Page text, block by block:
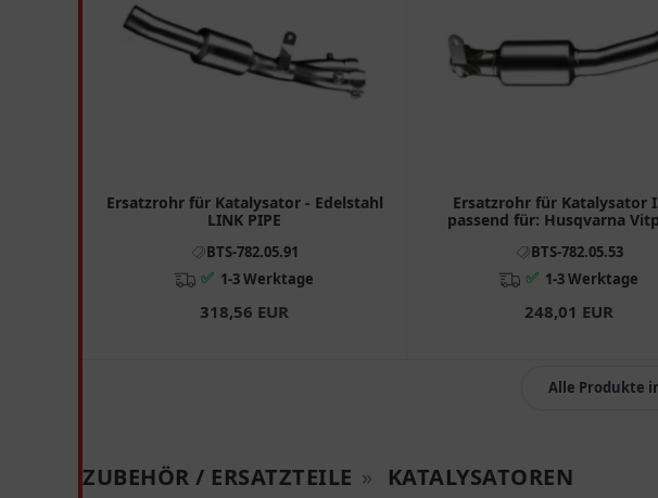
Ersatzrohr für Katalysator - Edelstahl
LINK PIPE
BTS-782.05.91
✅ 1-3 Werktage
318,56 EUR
Ersatzrohr für Katalysator
passend für: Husqvarna
BTS-782.05.53
✅ 1-3 Werktage
248,01 EUR
Alle Produkte
ZUBEHÖR / ERSATZTEILE » KATALYSATOREN